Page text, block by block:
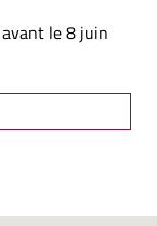
le 8 juin